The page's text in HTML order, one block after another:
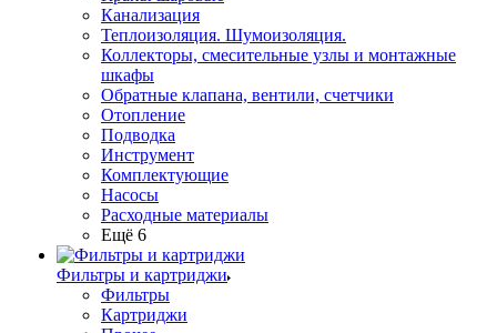
Канализация
Теплоизоляция. Шумоизоляция.
Коллекторы, смесительные узлы и монтажные
шкафы
Обратные клапана, вентили, счетчики
Отопление
Подводка
Инструмент
Комплектующие
Насосы
Расходные материалы
Ещё 6
Фильтры и картриджи
Фильтры
Картриджи